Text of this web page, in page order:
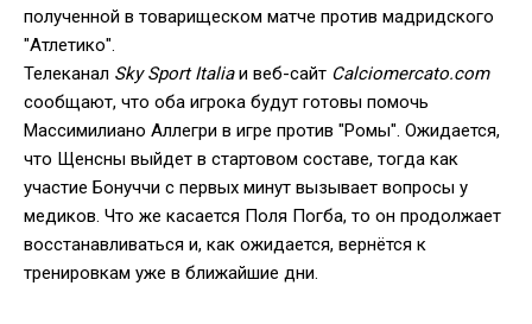
полученной в товарищеском матче против мадридского
"Атлетико".
Телеканал Sky Sport Italiaи веб-сайт Calciomercato.com
сообщают, что оба игрока будут готовы помочь
Массимилиано Аллегри в игре против "Ромы". Ожидается,
что Щенсны выйдет в стартовом составе, тогда как
участие Бонуччи с первых минут вызывает вопросы у
медиков. Что же касается Поля Погба, то он продолжает
восстанавливаться и, как ожидается, вернётся к
тренировкам уже в ближайшие дни.